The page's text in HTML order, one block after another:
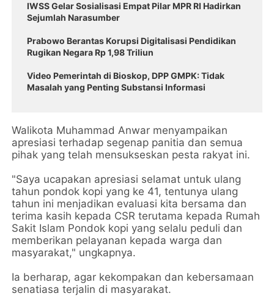
IWSS Gelar Sosialisasi Empat Pilar MPR RI Hadirkan
Sejumlah Narasumber
Prabowo Berantas Korupsi Digitalisasi Pendidikan
Rugikan Negara Rp 1,98 Triliun
Video Pemerintah di Bioskop, DPP GMPK: Tidak
Masalah yang Penting Substansi Informasi
Walikota Muhammad Anwar menyampaikan
apresiasi terhadap segenap panitia dan semua
pihak yang telah mensukseskan pesta rakyat ini.
"Saya ucapakan apresiasi selamat untuk ulang
tahun pondok kopi yang ke 41, tentunya ulang
tahun ini menjadikan evaluasi kita bersama dan
terima kasih kepada CSR terutama kepada Rumah
Sakit Islam Pondok kopi yang selalu peduli dan
memberikan pelayanan kepada warga dan
masyarakat," ungkapnya.
Ia berharap, agar kekompakan dan kebersamaan
senatiasa terjalin di masyarakat.